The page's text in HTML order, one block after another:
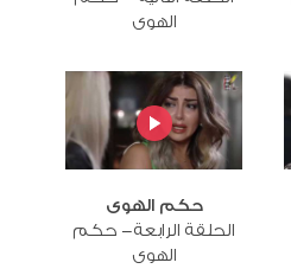
الهوى
حكم الهوى
الحلقة الرابعة- حكم
الهوى